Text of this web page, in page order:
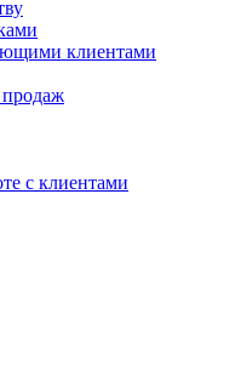
клиентами
продаж
с клиентами